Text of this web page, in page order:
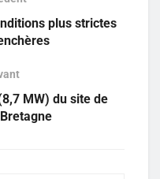
plus strictes
MW) du site de